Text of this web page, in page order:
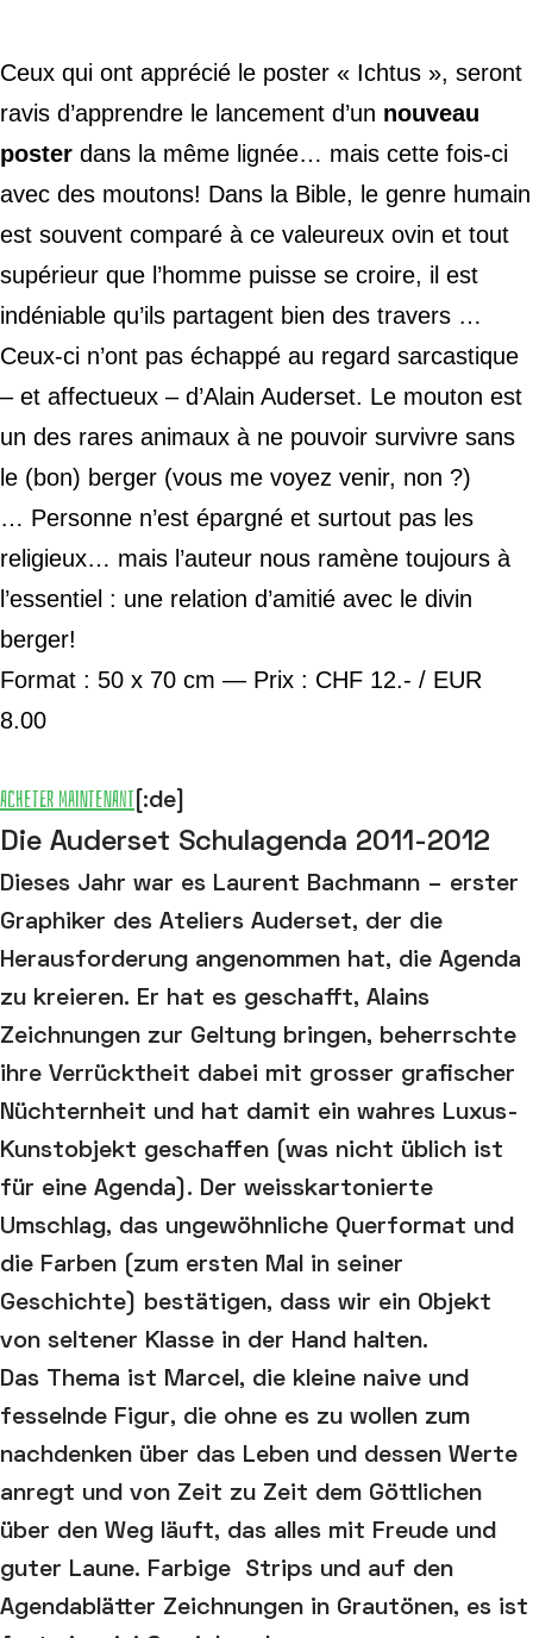
Ceux qui ont apprécié le poster « Ichtus », seront
ravis d’apprendre le lancement d’un nouveau
poster dans la même lignée… mais cette fois-ci
avec des moutons! Dans la Bible, le genre humain
est souvent comparé à ce valeureux ovin et tout
supérieur que l’homme puisse se croire, il est
indéniable qu’ils partagent bien des travers …
Ceux-ci n’ont pas échappé au regard sarcastique
– et affectueux – d’Alain Auderset. Le mouton est
un des rares animaux à ne pouvoir survivre sans
le (bon) berger (vous me voyez venir, non ?)
… Personne n’est épargné et surtout pas les
religieux… mais l’auteur nous ramène toujours à
l’essentiel : une relation d’amitié avec le divin
berger!
Format : 50 x 70 cm — Prix : CHF 12.- / EUR
8.00
Acheter maintenant [:de]
Die Auderset Schulagenda 2011-2012
Dieses Jahr war es Laurent Bachmann – erster
Graphiker des Ateliers Auderset, der die
Herausforderung angenommen hat, die Agenda
zu kreieren. Er hat es geschafft, Alains
Zeichnungen zur Geltung bringen, beherrschte
ihre Verrücktheit dabei mit grosser grafischer
Nüchternheit und hat damit ein wahres Luxus-
Kunstobjekt geschaffen (was nicht üblich ist
für eine Agenda). Der weisskartonierte
Umschlag, das ungewöhnliche Querformat und
die Farben (zum ersten Mal in seiner
Geschichte) bestätigen, dass wir ein Objekt
von seltener Klasse in der Hand halten.
Das Thema ist Marcel, die kleine naive und
fesselnde Figur, die ohne es zu wollen zum
nachdenken über das Leben und dessen Werte
anregt und von Zeit zu Zeit dem Göttlichen
über den Weg läuft, das alles mit Freude und
guter Laune. Farbige Strips und auf den
Agendablätter Zeichnungen in Grautönen, es ist